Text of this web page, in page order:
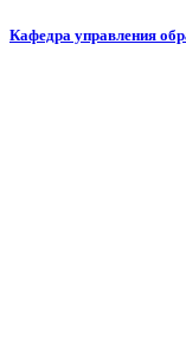
Кафедра управления